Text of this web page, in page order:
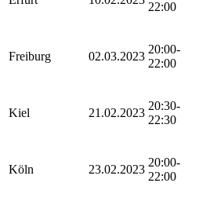
22:00
Freiburg 02.03.2023
20:00-
22:00
Kiel 21.02.2023
20:30-
22:30
Köln 23.02.2023
20:00-
22:00